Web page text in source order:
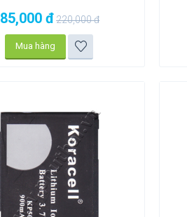
85,000 đ220,000đ
Mua hàng